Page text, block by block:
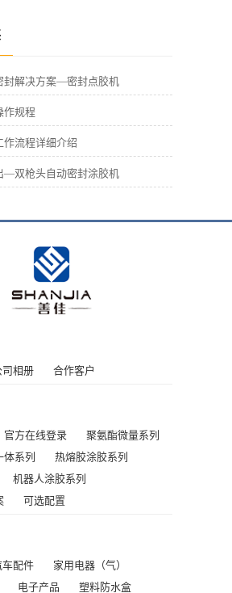
封解决方案—密封点胶机
作规程
作流程详细介绍
—双枪头自动密封涂胶机
司相册 合作客户
官方在线登录
聚氨酯微量系列
系列
热熔胶涂胶系列
机器人涂胶系列
可选配置
车配件
家用电器（气）
电子产品 塑料防水盒